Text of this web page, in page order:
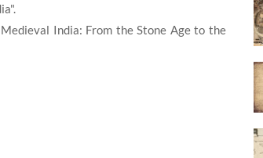
India: From the Stone Age to the